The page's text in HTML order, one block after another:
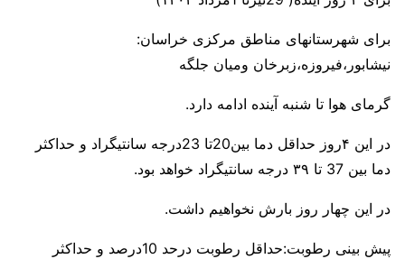
برای شهرستانهای مناطق مرکزی خراسان:
نیشابور،فیروزه،زبرخان ومیان جلگه
گرمای هوا تا شنبه آینده ادامه دارد.
در این ۴روز حداقل دما بین20تا 23درجه سانتیگراد و حداکثر
دما بین 37 تا ۳۹ درجه سانتیگراد خواهد بود.
در این چهار روز بارش نخواهیم داشت.
پیش بینی رطوبت:حداقل رطوبت درحد 10درصد و حداکثر